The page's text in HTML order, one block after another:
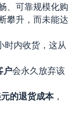
、可靠规模化购
攀升，而未能达
时内收货，这从
户会永久放弃该
的退货成本，